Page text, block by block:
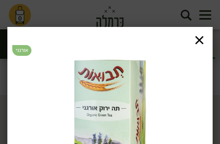
0
חליטות תה
סינון
חליטות תה ומאצ'ה
אורגני